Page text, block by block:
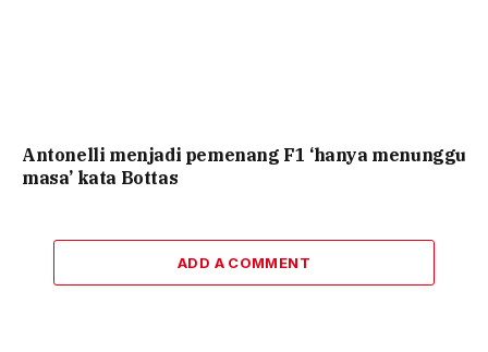
Antonelli menjadi pemenang F1 ‘hanya menunggu
masa’ kata Bottas
ADD A COMMENT